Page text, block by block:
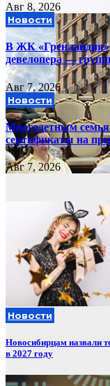
Авг 8, 2026
Новости
В ЖК «Гренландия»
девелопера —
Авг 7, 2026
Новости
Многодетным
сертификаты на
Авг 7, 2026
Новости
Новосибирцам назвали
в 2027 году